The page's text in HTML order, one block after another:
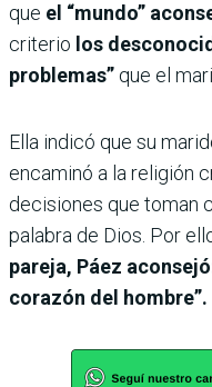
que el “mundo”
criterio los
problemas” que el
Ella indicó que su
encaminó a la religión
decisiones que toman
palabra de Dios. Por
pareja, Páez
corazón del hombre”.